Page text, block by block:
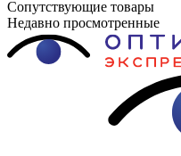
Сопутствующие товары
Недавно просмотренные